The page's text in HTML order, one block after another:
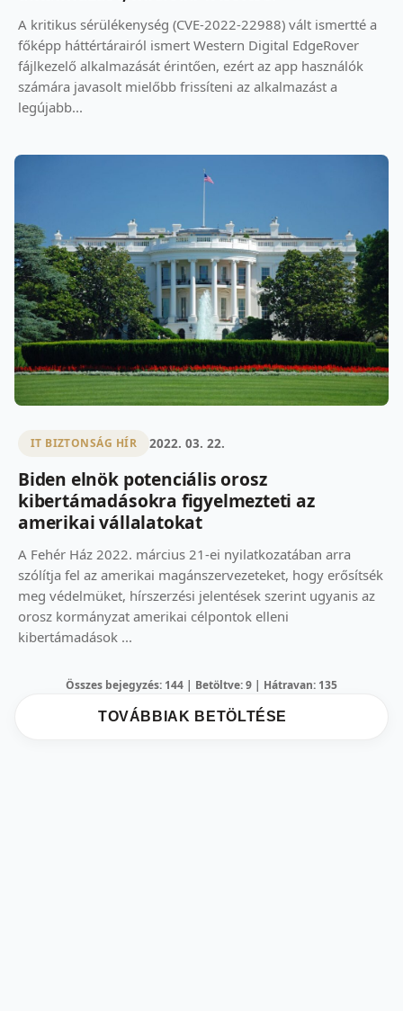
A kritikus sérülékenység (CVE-2022-22988) vált ismertté a
főképp háttértárairól ismert Western Digital EdgeRover
fájlkezelő alkalmazását érintően, ezért az app használók
számára javasolt mielőbb frissíteni az alkalmazást a
legújabb...
IT BIZTONSÁG HÍR 2022. 03. 22.
Biden elnök potenciális orosz
kibertámadásokra figyelmezteti az
amerikai vállalatokat
A Fehér Ház 2022. március 21-ei nyilatkozatában arra
szólítja fel az amerikai magánszervezeteket, hogy erősítsék
meg védelmüket, hírszerzési jelentések szerint ugyanis az
orosz kormányzat amerikai célpontok elleni
kibertámadások ...
Összes bejegyzés: 144 | Betöltve: 9 | Hátravan: 135
TOVÁBBIAK BETÖLTÉSE